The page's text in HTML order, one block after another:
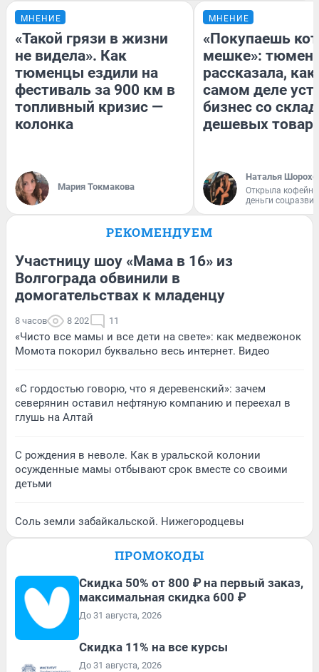
МНЕНИЕ
«Такой грязи в жизни
не видела». Как
тюменцы ездили на
фестиваль за 900 км в
топливный кризис —
колонка
Мария Токмакова
МНЕНИЕ
«Покупаешь
мешке»:
рассказала, как
самом деле
бизнес со
дешевых
Наталья
Открыла
деньги
РЕКОМЕНДУЕМ
Участницу шоу «Мама в 16» из
Волгограда обвинили в
домогательствах к младенцу
8 часов 8 202 11
«Чисто все мамы и все дети на свете»: как медвежонок
Момота покорил буквально весь интернет. Видео
«С гордостью говорю, что я деревенский»: зачем
северянин оставил нефтяную компанию и переехал в
глушь на Алтай
С рождения в неволе. Как в уральской колонии
осужденные мамы отбывают срок вместе со своими
детьми
Соль земли забайкальской. Нижегородцевы
ПРОМОКОДЫ
Скидка 50% от 800 ₽ на первый заказ,
максимальная скидка 600 ₽
До 31 августа, 2026
Скидка 11% на все курсы
До 31 августа, 2026